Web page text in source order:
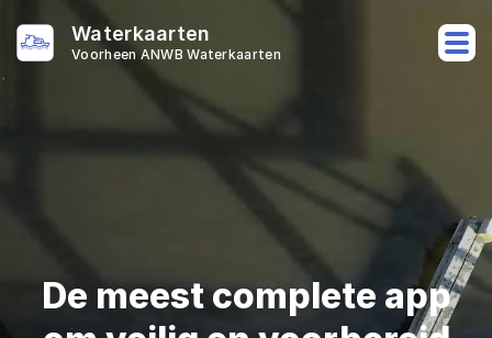
Waterkaarten
Voorheen ANWB Waterkaarten
De meest complete app